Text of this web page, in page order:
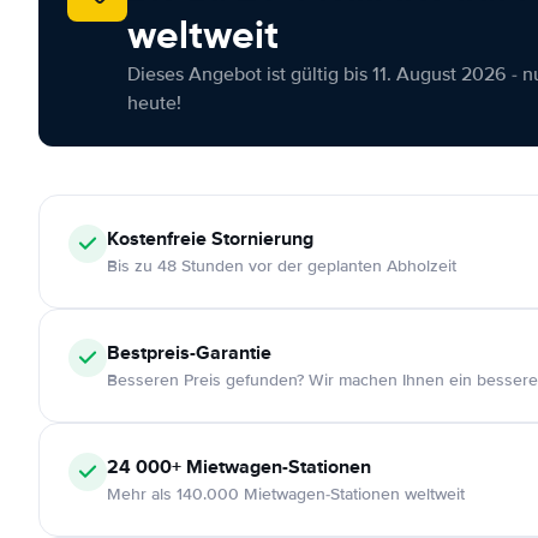
weltweit
Dieses Angebot ist gültig bis 11. August 2026 -
heute!
KostenfreieStornierung
Bis zu 48 Stunden vor der geplanten Abholzeit
Bestpreis-Garantie
Besseren Preis gefunden? Wir machen Ihnen ein
24 000+ Mietwagen-Stationen
Mehr als 140.000 Mietwagen-Stationen weltweit